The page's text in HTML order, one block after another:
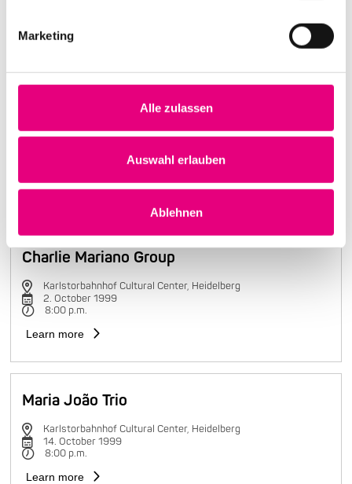
Marketing
Alle zulassen
Auswahl erlauben
Ablehnen
Nightmares on Wax
Learn more
Charlie Mariano Group
Karlstorbahnhof Cultural Center, Heidelberg
2. October 1999
8:00 p.m.
Learn more
Maria João Trio
Karlstorbahnhof Cultural Center, Heidelberg
14. October 1999
8:00 p.m.
Learn more